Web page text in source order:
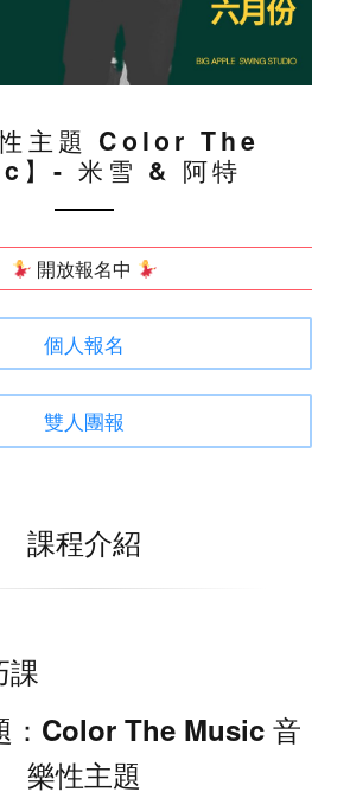
性主題 Color The
】- 米雪 & 阿特
開放報名中
個人報名
雙人團報
課程介紹
課
：Color The Music 音
樂性主題